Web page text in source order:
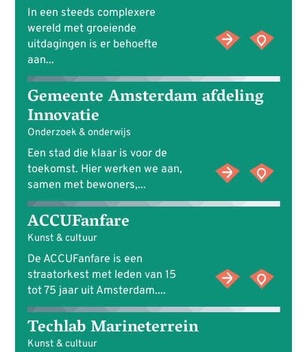
In een steeds complexere
wereld met groeiende
uitdagingen is er behoefte
aan...
Gemeente Amsterdam afdeling
Innovatie
Onderzoek & onderwijs
Een stad die klaar is voor de
toekomst. Hier werken we aan,
samen met bewoners,...
ACCUFanfare
Kunst & cultuur
De ACCUFanfare is een
straatorkest met leden van 15
tot 75 jaar uit Amsterdam....
Techlab Marineterrein
Kunst & cultuur